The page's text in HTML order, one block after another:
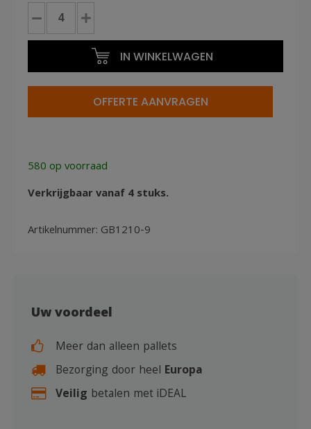
Gebruikte
omlopende
pallet
aantal
IN WINKELWAGEN
OFFERTE AANVRAGEN
580 op voorraad
Verkrijgbaar vanaf 4 stuks.
Artikelnummer: GB1210-9
Uw voordeel
Meer dan alleen pallets
Bezorging door heel Europa
Veilig betalen met iDEAL